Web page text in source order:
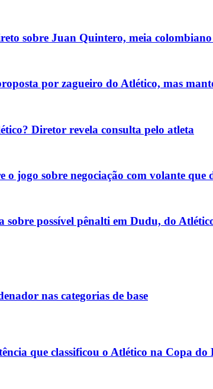
sobre Juan Quintero, meia
por zagueiro do Atlético, mas
Diretor revela consulta pelo atleta
o jogo sobre negociação com volante
possível pênalti em Dudu, do
nas categorias de base
que classificou o Atlético na Copa do